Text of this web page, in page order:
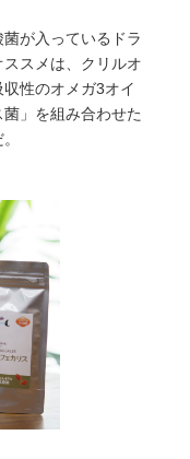
菌が入っているドラ
スメは、クリルオ
性のオメガ3オイ
」を組み合わせた